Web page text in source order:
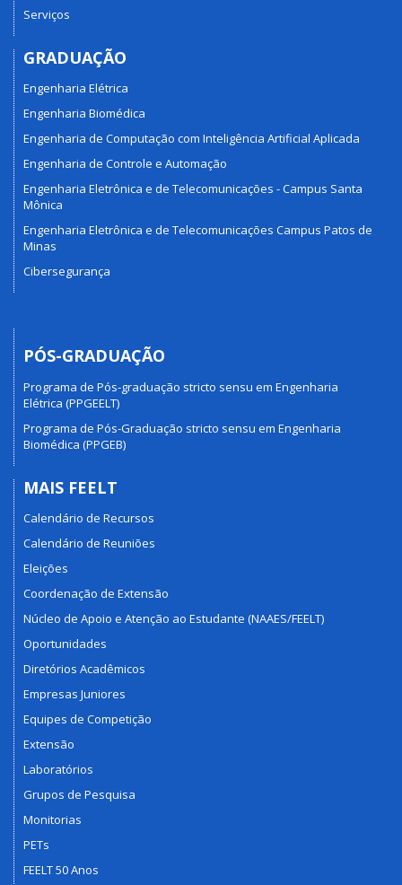
Serviços
GRADUAÇÃO
Engenharia Elétrica
Engenharia Biomédica
Engenharia de Computação com Inteligência Artificial Aplicada
Engenharia de Controle e Automação
Engenharia Eletrônica e de Telecomunicações - Campus Santa
Mônica
Engenharia Eletrônica e de Telecomunicações Campus Patos de
Minas
Cibersegurança
PÓS-GRADUAÇÃO
Programa de Pós-graduação stricto sensu em Engenharia
Elétrica (PPGEELT)
Programa de Pós-Graduação stricto sensu em Engenharia
Biomédica (PPGEB)
MAIS FEELT
Calendário de Recursos
Calendário de Reuniões
Eleições
Coordenação de Extensão
Núcleo de Apoio e Atenção ao Estudante (NAAES/FEELT)
Oportunidades
Diretórios Acadêmicos
Empresas Juniores
Equipes de Competição
Extensão
Laboratórios
Grupos de Pesquisa
Monitorias
PETs
FEELT 50 Anos